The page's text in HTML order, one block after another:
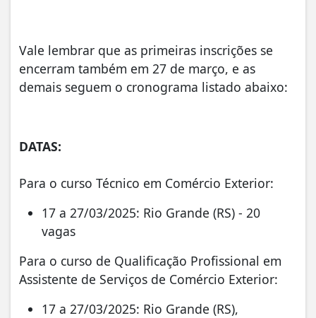
Vale lembrar que as primeiras inscrições se
encerram também em 27 de março, e as
demais seguem o cronograma listado abaixo:
DATAS:
Para o curso Técnico em Comércio Exterior:
17 a 27/03/2025: Rio Grande (RS) - 20
vagas
Para o curso de Qualificação Profissional em
Assistente de Serviços de Comércio Exterior:
17 a 27/03/2025: Rio Grande (RS),